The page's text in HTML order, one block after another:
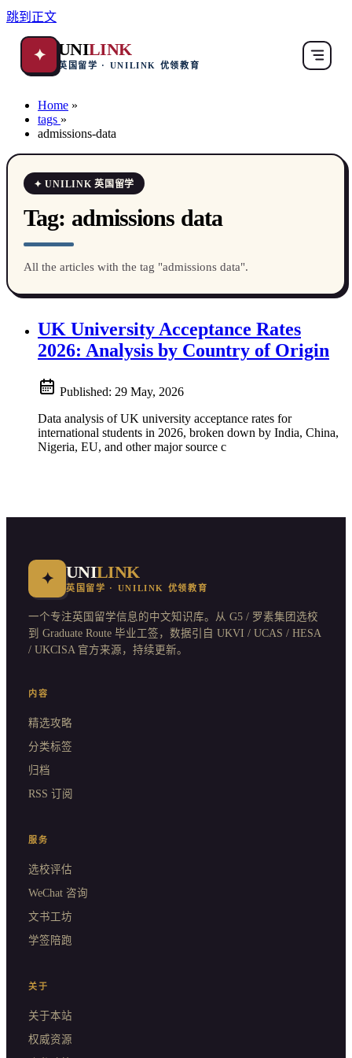
跳到正文
✦ UNILINK
英国留学 · UNILINK 优领教育
Home »
tags »
admissions-data
✦ UNILINK 英国留学
Tag: admissions data
All the articles with the tag "admissions data".
UK University Acceptance Rates
2026: Analysis by Country of Origin
Published: 29 May, 2026
Data analysis of UK university acceptance rates for
international students in 2026, broken down by India, China,
Nigeria, EU, and other major source c
✦ UNILINK
英国留学 · UNILINK 优领教育
一个专注英国留学信息的中文知识库。从 G5 / 罗素集团选校
到 Graduate Route 毕业工签，数据引自 UKVI / UCAS / HESA
/ UKCISA 官方来源，持续更新。
内容
精选攻略
分类标签
归档
RSS 订阅
服务
选校评估
WeChat 咨询
文书工坊
学签陪跑
关于
关于本站
权威资源